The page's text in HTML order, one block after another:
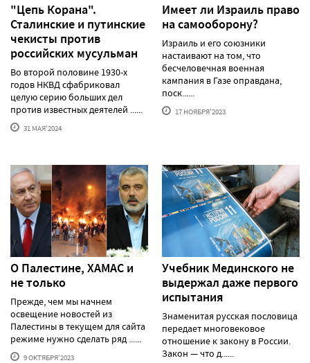
"Цепь Корана".
Сталинские и путинские
чекисты против
российских мусульман
Во второй половине 1930-х
годов НКВД сфабриковал
целую серию больших дел
против известных деятелей ......
31 МАЯ'2024
Имеет ли Израиль право
на самооборону?
Израиль и его союзники
настаивают на том, что
бесчеловечная военная
кампания в Газе оправдана,
поск......
17 НОЯБРЯ'2023
О Палестине, ХАМАС и
не только
Прежде, чем мы начнем
освещение новостей из
Палестины в текущем для сайта
режиме нужно сделать ряд ......
9 ОКТЯБРЯ'2023
Учебник Мединского не
выдержал даже первого
испытания
Знаменитая русская пословица
передает многовековое
отношение к закону в России.
Закон — что д......